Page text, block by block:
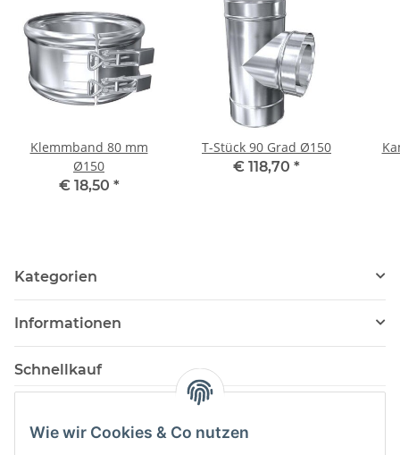
Klemmband 80 mm
Ø150
€ 18,50 *
T-Stück 90 Grad Ø150
€ 118,70 *
Kategorien
Informationen
Schnellkauf
Wie wir Cookies & Co nutzen